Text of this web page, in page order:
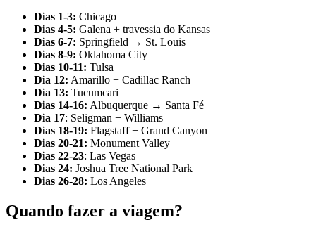
Dias 1-3: Chicago
Dias 4-5: Galena + travessia do Kansas
Dias 6-7: Springfield → St. Louis
Dias 8-9: Oklahoma City
Dias 10-11: Tulsa
Dia 12: Amarillo + Cadillac Ranch
Dia 13: Tucumcari
Dias 14-16: Albuquerque → Santa Fé
Dia 17: Seligman + Williams
Dias 18-19: Flagstaff + Grand Canyon
Dias 20-21: Monument Valley
Dias 22-23: Las Vegas
Dias 24: Joshua Tree National Park
Dias 26-28: Los Angeles
Quando fazer a viagem?